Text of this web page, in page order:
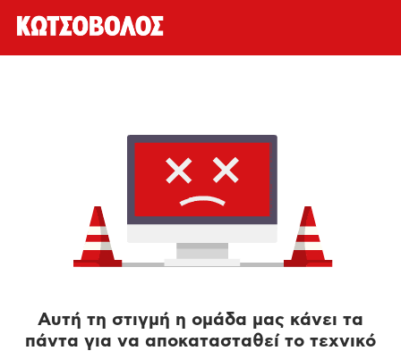
Αυτή τη στιγμή η ομάδα μας κάνει τα
πάντα για να αποκατασταθεί το τεχνικό